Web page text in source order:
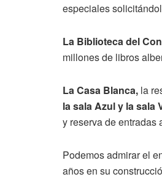
especiales
La Biblioteca del
millones de libros
La Casa Blanca, la
la sala Azul y la sala
y reserva de entradas
Podemos admirar el
años en su